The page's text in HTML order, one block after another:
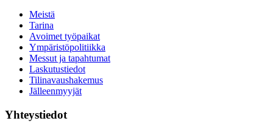
Meistä
Tarina
Avoimet työpaikat
Ympäristöpolitiikka
Messut ja tapahtumat
Laskutustiedot
Tilinavaushakemus
Jälleenmyyjät
Yhteystiedot